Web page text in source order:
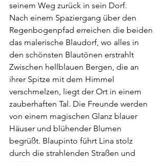
seinem Weg zurück in sein Dorf.
Nach einem Spaziergang über den
Regenbogenpfad erreichen die beiden
das malerische Blaudorf, wo alles in
den schönsten Blautönen erstrahlt
Zwischen hellblauen Bergen, die an
ihrer Spitze mit dem Himmel
verschmelzen, liegt der Ort in einem
zauberhaften Tal. Die Freunde werden
von einem magischen Glanz blauer
Häuser und blühender Blumen
begrüßt. Blaupinto führt Lina stolz
durch die strahlenden Straßen und